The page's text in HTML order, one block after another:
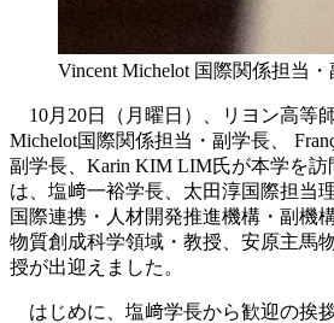
Vincent Michelot 国際関係担当
10月20日（月曜日）、リヨン高等
Michelot国際関係担当・副学長、
副学長、Karin KIM LIM氏が本学を訪
は、塩﨑一裕学長、太田淳国際担当
国際連携・人材開発推進機構・副機
物質創成科学領域・教授、安原主馬
授が出迎えました。
はじめに、塩﨑学長から歓迎の挨